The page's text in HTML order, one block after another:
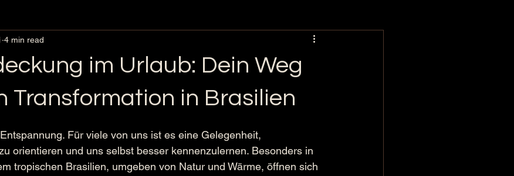
im Urlaub: Dein Weg
Transformation in Brasilien
4 min read
Für viele von uns ist es eine Gelegenheit,
orientieren und uns selbst besser kennenzulernen. Besonders in
tropischen Brasilien, umgeben von Natur und Wärme, öffnen sich